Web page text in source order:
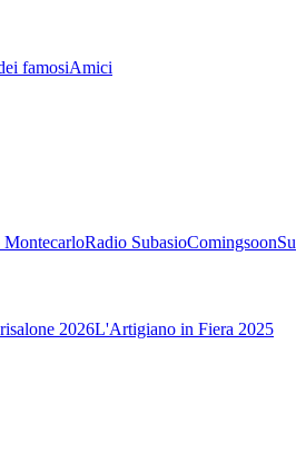
famosiAmici
MontecarloRadio SubasioComingsoon
2026L'Artigiano in Fiera 2025